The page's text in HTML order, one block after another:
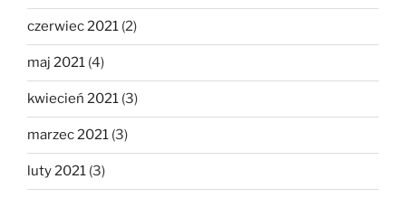
czerwiec 2021 (2)
maj 2021 (4)
kwiecień 2021 (3)
marzec 2021 (3)
luty 2021 (3)